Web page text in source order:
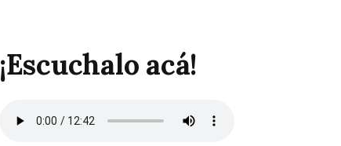
¡Escuchalo acá!